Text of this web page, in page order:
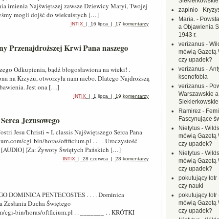
imienia Najświętszej zawsze Dziewicy Maryi, Twojej
mogli dojść do wiekuistych […]
INTIX | 16 lipca | 17 komentarzy
Przenajdroższej Krwi Pana naszego
Odkupienia, bądź błogosławiona na wieki! .
na Krzyżu, otworzyła nam niebo. Dlatego Najdroższą
Jest ona […]
INTIX | 1 lipca | 19 komentarzy
Jezusowego
Jesu Christi ~ I. classis Najświętszego Serca Pana
cgi-bin/horas/oftficium.pl . . . Uroczystość
[AUDIO] [Za: Żywoty Świętych Pańskich […]
INTIX | 28 czerwca | 28 komentarzy
DOMINICA PENTECOSTES . . . . Dominica
Zesłania Ducha Świętego
bin/horas/oftficium.pl . . _______ . . KRÓTKI
zapinio -
Maria. -
a Objawienia
1943 r.
verizanus -
mówią Gazetą
czy upadek?
verizanus -
ksenofobia
verizanus -
Warszawskie
Ramirez -
Fascynujące
Nietytus -
mówią Gazetą
czy upadek?
Nietytus -
mówią Gazetą
czy upadek?
pokutujący łotr
czy nauki
pokutujący łotr
mówią Gazetą
czy upadek?